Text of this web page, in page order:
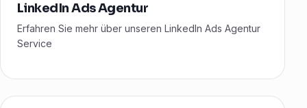
LinkedIn Ads Agentur
Erfahren Sie mehr über unseren LinkedIn Ads Agentur
Service